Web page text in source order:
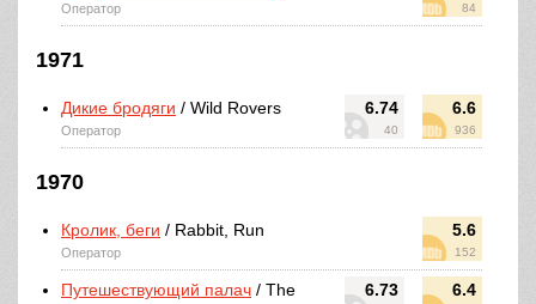
84
Оператор
1971
6.74
40
6.6
936
Дикие бродяги / Wild Rovers
Оператор
1970
5.6
152
Кролик, беги / Rabbit, Run
Оператор
6.73 6.4
Путешествующий палач / The